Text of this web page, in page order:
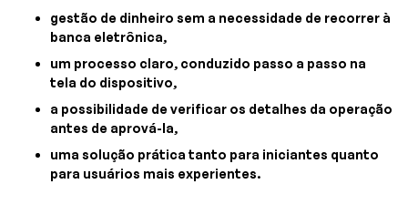
gestão de dinheiro sem a necessidade de recorrer à
banca eletrônica,
um processo claro, conduzido passo a passo na
tela do dispositivo,
a possibilidade de verificar os detalhes da operação
antes de aprová-la,
uma solução prática tanto para iniciantes quanto
para usuários mais experientes.